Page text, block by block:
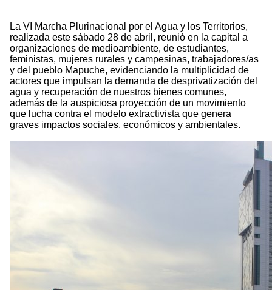
La VI Marcha Plurinacional por el Agua y los Territorios,
realizada este sábado 28 de abril, reunió en la capital a
organizaciones de medioambiente, de estudiantes,
feministas, mujeres rurales y campesinas, trabajadores/as
y del pueblo Mapuche, evidenciando la multiplicidad de
actores que impulsan la demanda de desprivatización del
agua y recuperación de nuestros bienes comunes,
además de la auspiciosa proyección de un movimiento
que lucha contra el modelo extractivista que genera
graves impactos sociales, económicos y ambientales.